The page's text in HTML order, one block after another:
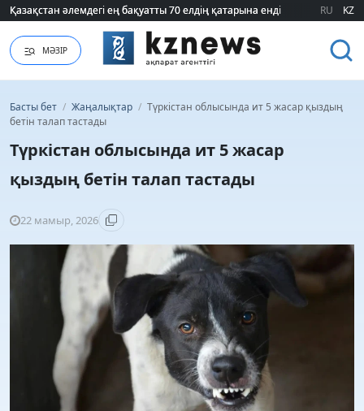
Қазақстан әлемдегі ең бақуатты 70 елдің қатарына енді
Қазақстан әлемдегі ең бақуатты 70 елдің қатарына енді RU KZ
МӘЗІР
Басты бет / Жаңалықтар / Түркістан облысында ит 5 жасар қыздың
бетін талап тастады
Түркістан облысында ит 5 жасар
қыздың бетін талап тастады
22 мамыр, 2026